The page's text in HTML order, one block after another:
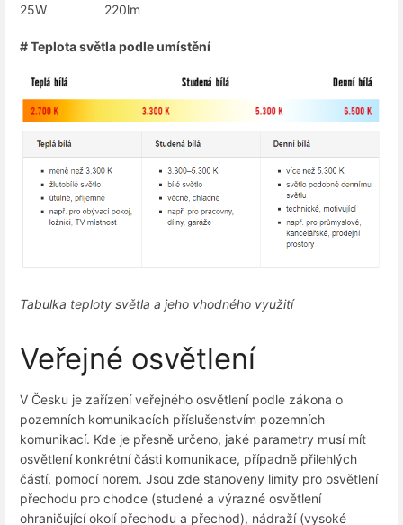
25W 220lm
# Teplota světla podle umístění
Tabulka teploty světla a jeho vhodného využití
Veřejné osvětlení
V Česku je zařízení veřejného osvětlení podle zákona o
pozemních komunikacích příslušenstvím pozemních
komunikací. Kde je přesně určeno, jaké parametry musí mít
osvětlení konkrétní části komunikace, případně přilehlých
částí, pomocí norem. Jsou zde stanoveny limity pro osvětlení
přechodu pro chodce (studené a výrazné osvětlení
ohraničující okolí přechodu a přechod), nádraží (vysoké